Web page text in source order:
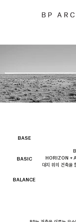
BASE
BASIC
BALANCE
HORIZON +
대지 위의 건축을